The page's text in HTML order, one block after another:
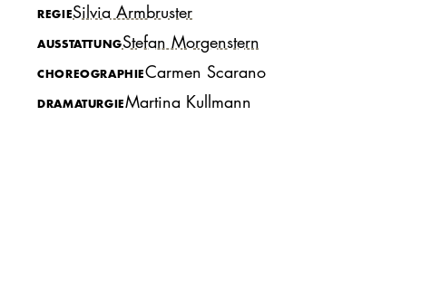
REGIESilvia Armbruster
AUSSTATTUNGStefan Morgenstern
CHOREOGRAPHIECarmen Scarano
DRAMATURGIEMartina Kullmann